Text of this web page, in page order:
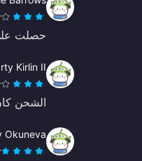
حصلت
Kirlin II
الشحن
Okuneva